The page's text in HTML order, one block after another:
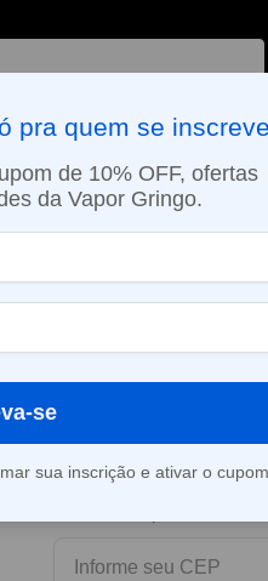
NICOTINA ORAL
PEDIDOS APROVADOS ATÉ
Líquido
Tropic Ananas
Este produto está fora
pra quem se
de 10% OFF, ofertas
da Vapor Gringo.
se
sua inscrição e ativar o